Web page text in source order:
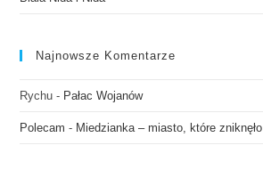
Najnowsze Komentarze
Rychu - Pałac Wojanów
Polecam - Miedzianka – miasto, które zniknęło